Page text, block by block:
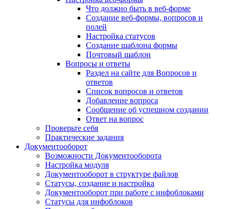
Что должно быть в веб-форме
Создание веб-формы, вопросов и
полей
Настройка статусов
Создание шаблона формы
Почтовый шаблон
Вопросы и ответы
Раздел на сайте для Вопросов и
ответов
Список вопросов и ответов
Добавление вопроса
Сообщение об успешном создании
Ответ на вопрос
Проверьте себя
Практические задания
Документооборот
Возможности Документооборота
Настройка модуля
Документооборот в структуре файлов
Статусы, создание и настройка
Документооборот при работе с инфоблоками
Статусы для инфоблоков